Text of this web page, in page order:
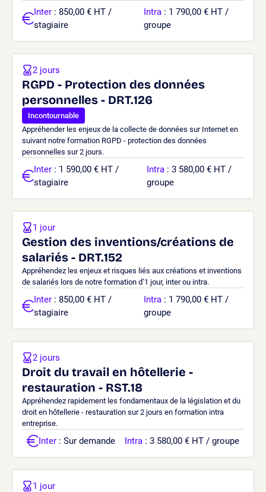
Inter : 850,00 € HT /
stagiaire
Intra : 1 790,00 € HT /
groupe
RGPD - Protection des données
personnelles - DRT.126
Incontournable
Appréhender les enjeux de la collecte de données sur Internet en
suivant notre formation RGPD - protection des données
personnelles sur 2 jours.
2 jours
Inter : 1 590,00 € HT /
stagiaire
Intra : 3 580,00 € HT /
groupe
Gestion des inventions/créations de
salariés - DRT.152
Appréhendez les enjeux et risques liés aux créations et inventions
de salariés lors de notre formation d’1 jour, inter ou intra.
1 jour
Inter : 850,00 € HT /
stagiaire
Intra : 1 790,00 € HT /
groupe
Droit du travail en hôtellerie -
restauration - RST.18
Appréhendez rapidement les fondamentaux de la législation et du
droit en hôtellerie - restauration sur 2 jours en formation intra
entreprise.
2 jours
Inter : Sur demande Intra : 3 580,00 € HT / groupe
1 jour